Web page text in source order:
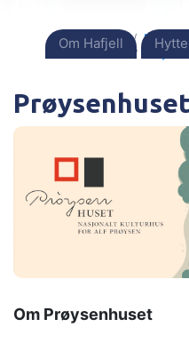
Om Hafjell
Forside
Om Prøysenhuset